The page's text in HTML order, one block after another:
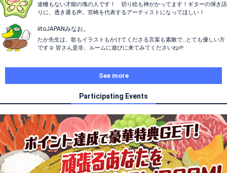
途轍もない才能の塊の人です！ 切り絵も神がかってます！ギターの弾き語
りに、透き通る声。宮崎を代表するアーティストになってほしい！
iitoJAPANみなお。
たか先生は、歌もイラストもかけてくださる言葉も素敵で…とても優しい方
です☺︎ 皆さん是非、ルームに遊びに来てみてくださいね🌱
See more
Participating Events